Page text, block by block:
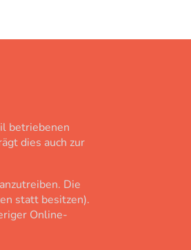
betriebenen
dies auch zur
Die
statt besitzen).
Online-